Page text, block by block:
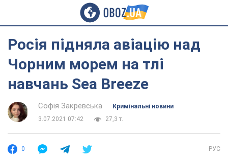
Росія підняла авіацію над
Чорним морем на тлі
навчань Sea Breeze
Софія Закревська
Кримінальні новини
3.07.2021 07:42
27,3 т.
0 РУС